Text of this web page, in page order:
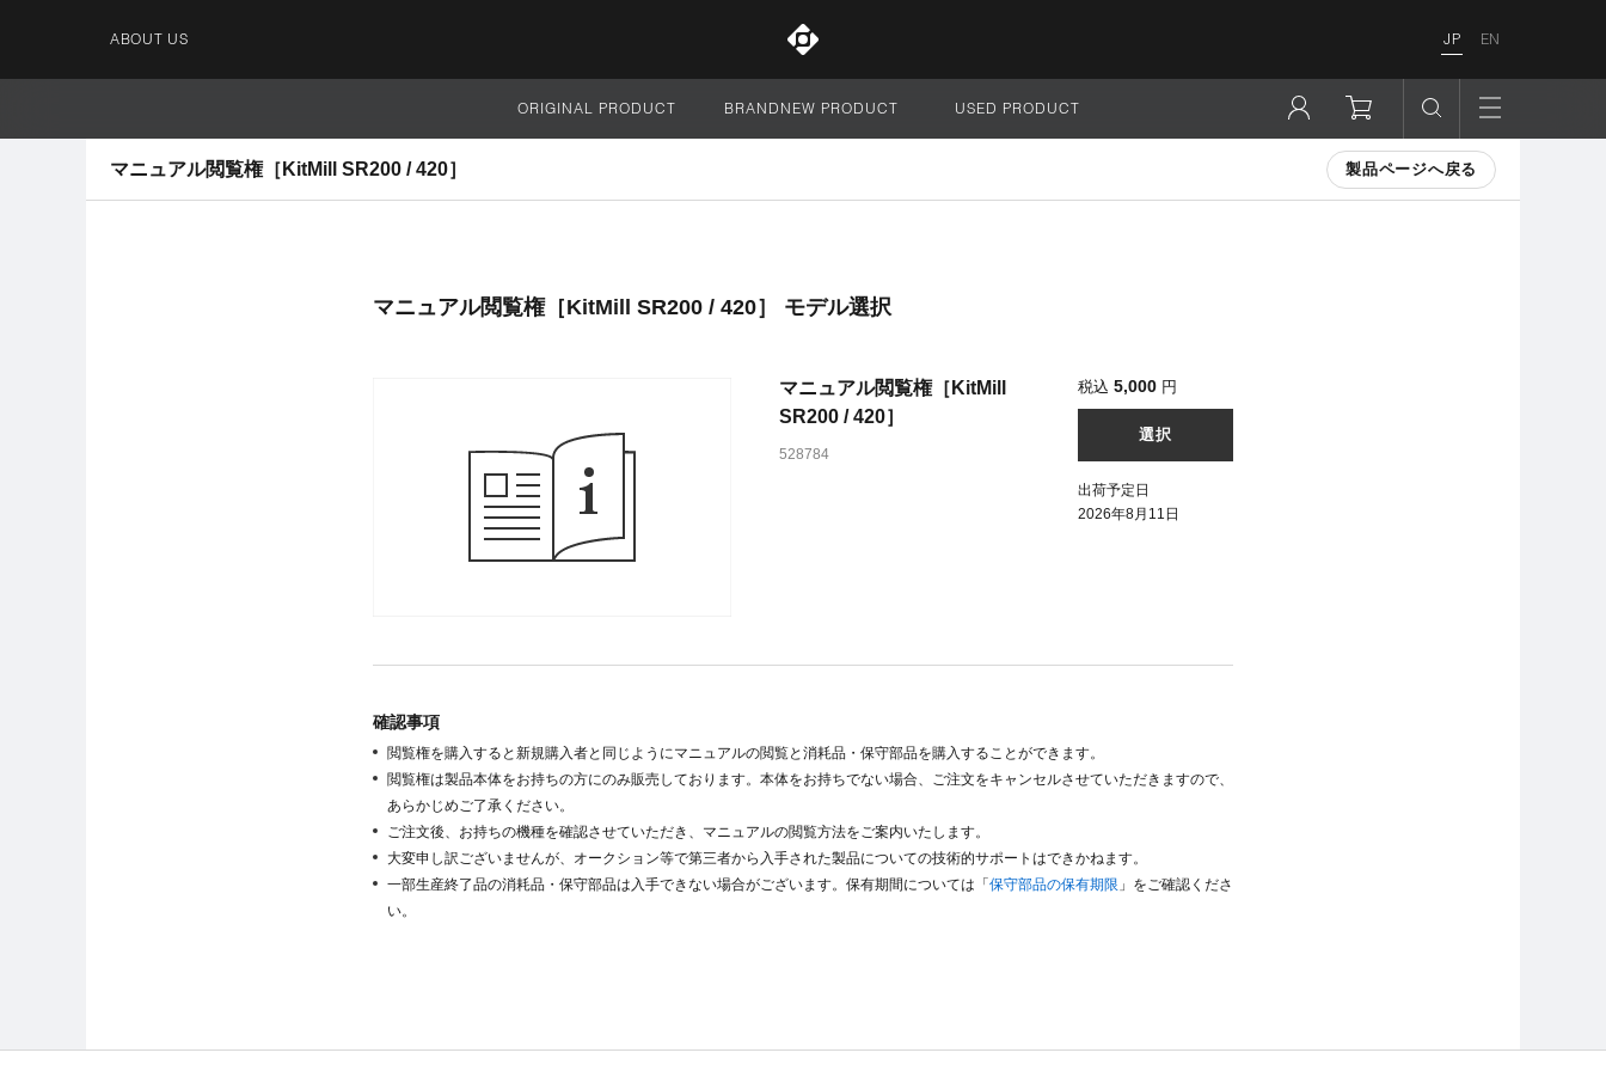
ABOUT US JP EN
サイト全体
ORIGINAL PRODUCT BRANDNEW PRODUCT USED PRODUCT
マニュアル閲覧権［KitMill SR200 / 420］ 製品ページへ戻る
マニュアル閲覧権［KitMill SR200 / 420］ モデル選択
マニュアル閲覧権［KitMill
SR200 / 420］
528784
税込 5,000 円
選択
出荷予定日
2026年8月11日
確認事項
閲覧権を購入すると新規購入者と同じようにマニュアルの閲覧と消耗品・保守部品を購入することができます。
閲覧権は製品本体をお持ちの方にのみ販売しております。本体をお持ちでない場合、ご注文をキャンセルさせていただきますので、
あらかじめご了承ください。
ご注文後、お持ちの機種を確認させていただき、マニュアルの閲覧方法をご案内いたします。
大変申し訳ございませんが、オークション等で第三者から入手された製品についての技術的サポートはできかねます。
一部生産終了品の消耗品・保守部品は入手できない場合がございます。保有期間については「 保守部品の保有期限 」をご確認くださ
い。